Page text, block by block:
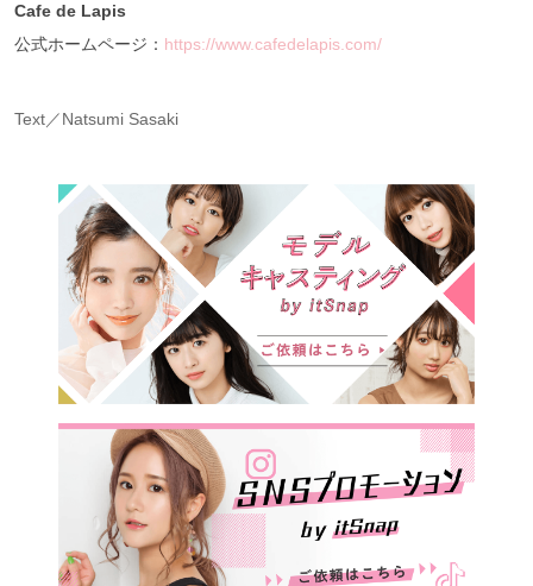
Cafe de Lapis
公式ホームページ： https://www.cafedelapis.com/
Text／Natsumi Sasaki